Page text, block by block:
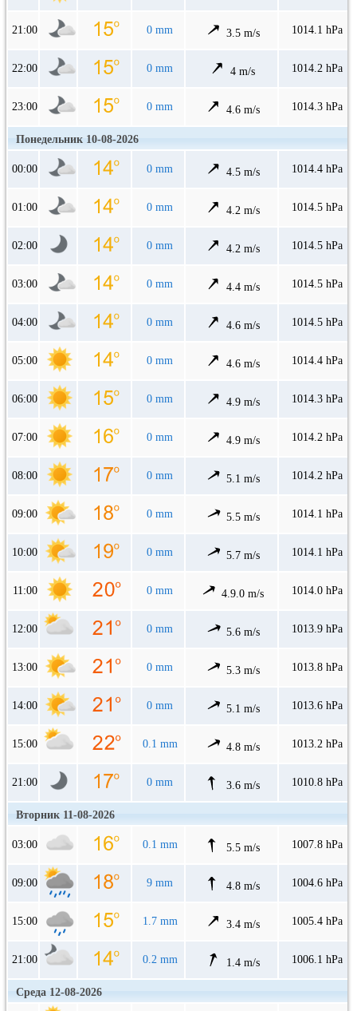
21:00 0 mm 3.5 m/s 1014.1 hPa
22:00 0 mm 4 m/s 1014.2 hPa
23:00 0 mm 4.6 m/s 1014.3 hPa
Понедельник 10-08-2026
00:00 0 mm 4.5 m/s 1014.4 hPa
01:00 0 mm 4.2 m/s 1014.5 hPa
02:00 0 mm 4.2 m/s 1014.5 hPa
03:00 0 mm 4.4 m/s 1014.5 hPa
04:00 0 mm 4.6 m/s 1014.5 hPa
05:00 0 mm 4.6 m/s 1014.4 hPa
06:00 0 mm 4.9 m/s 1014.3 hPa
07:00 0 mm 4.9 m/s 1014.2 hPa
08:00 0 mm 5.1 m/s 1014.2 hPa
09:00 0 mm 5.5 m/s 1014.1 hPa
10:00 0 mm 5.7 m/s 1014.1 hPa
11:00 0 mm 4.9.0 m/s 1014.0 hPa
12:00 0 mm 5.6 m/s 1013.9 hPa
13:00 0 mm 5.3 m/s 1013.8 hPa
14:00 0 mm 5.1 m/s 1013.6 hPa
15:00 0.1 mm 4.8 m/s 1013.2 hPa
21:00 0 mm 3.6 m/s 1010.8 hPa
Вторник 11-08-2026
03:00 0.1 mm 5.5 m/s 1007.8 hPa
09:00 9 mm 4.8 m/s 1004.6 hPa
15:00 1.7 mm 3.4 m/s 1005.4 hPa
21:00 0.2 mm 1.4 m/s 1006.1 hPa
Среда 12-08-2026